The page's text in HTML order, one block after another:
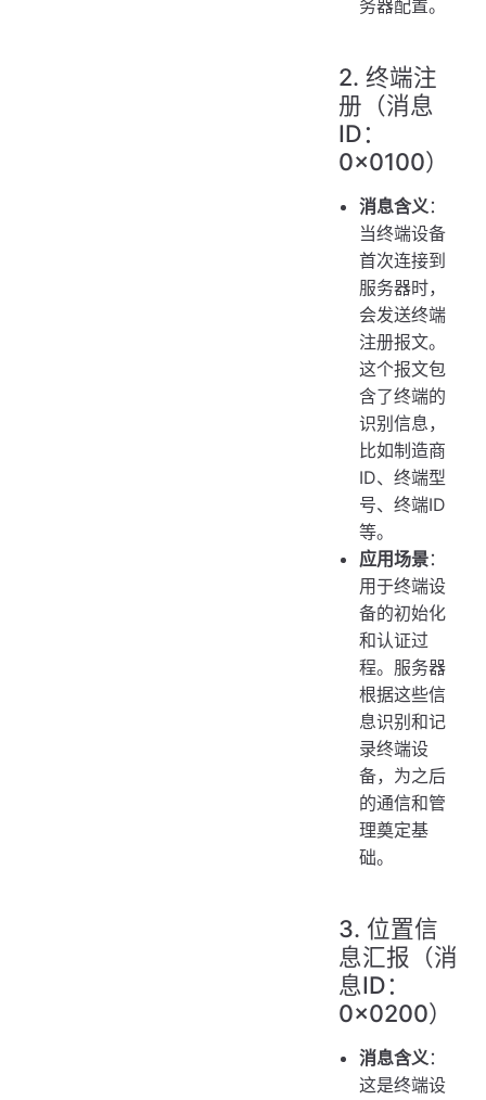
务器配置。
2. 终端注
册（消息
ID：
0x0100）
消息含义：
当终端设备
首次连接到
服务器时，
会发送终端
注册报文。
这个报文包
含了终端的
识别信息，
比如制造商
ID、终端型
号、终端ID
等。
应用场景：
用于终端设
备的初始化
和认证过
程。服务器
根据这些信
息识别和记
录终端设
备，为之后
的通信和管
理奠定基
础。
3. 位置信
息汇报（消
息ID：
0x0200）
消息含义：
这是终端设